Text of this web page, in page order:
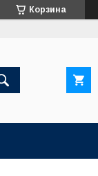
Корзина